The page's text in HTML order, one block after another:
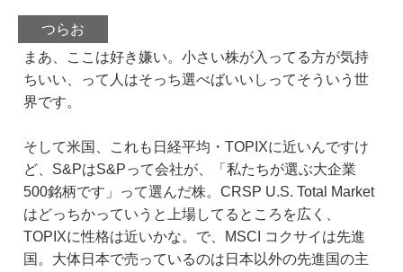
つらお
まあ、ここは好き嫌い。小さい株が入ってる方が気持
ちいい、って人はそっち選べばいいしってそういう世
界です。
そして米国、これも日経平均・TOPIXに近いんですけ
ど、S&PはS&Pって会社が、「私たちが選ぶ大企業
500銘柄です」って選んだ株。CRSP U.S. Total Market
はどっちかっていうと上場してるところを広く、
TOPIXに性格は近いかな。で、MSCI コクサイは先進
国。大体日本で売っているのは日本以外の先進国の主